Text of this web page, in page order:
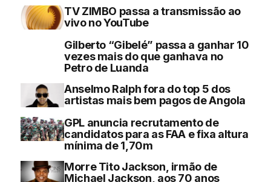
TV ZIMBO passa a transmissão ao
vivo no YouTube
Gilberto “Gibelé” passa a ganhar 10
vezes mais do que ganhava no
Petro de Luanda
Anselmo Ralph fora do top 5 dos
artistas mais bem pagos de Angola
GPL anuncia recrutamento de
candidatos para as FAA e fixa altura
mínima de 1,70m
Morre Tito Jackson, irmão de
Michael Jackson, aos 70 anos